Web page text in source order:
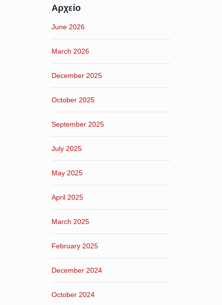
Αρχείο
June 2026
March 2026
December 2025
October 2025
September 2025
July 2025
May 2025
April 2025
March 2025
February 2025
December 2024
October 2024